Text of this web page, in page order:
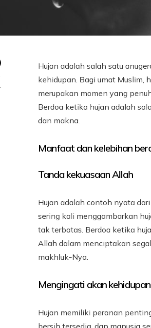
Hujan adalah salah satu
kehidupan. Bagi umat Muslim,
merupakan momen yang
Berdoa ketika hujan adalah
dan makna.
Manfaat dan kelebihan
Tanda kekuasaan Allah
Hujan adalah contoh nyata
sering kali menggambarkan
tak terbatas. Berdoa ketika
Allah dalam menciptakan
makhluk-Nya.
Mengingati akan
Hujan memiliki peranan
bersih tersedia, dan manusia